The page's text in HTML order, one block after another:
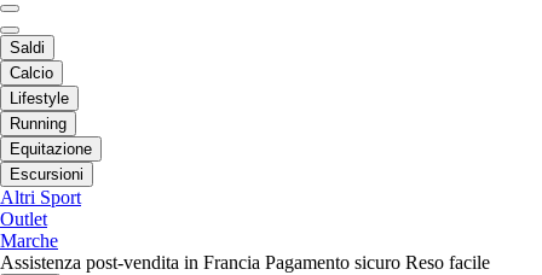
Saldi
Calcio
Lifestyle
Running
Equitazione
Escursioni
Altri Sport
Outlet
Marche
Assistenza post-vendita in Francia Pagamento sicuro Reso facile